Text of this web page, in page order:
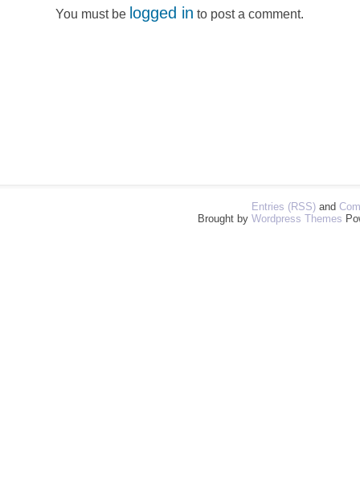
You must be logged in to post a comment.
Entries (RSS)and
Brought by Wordpress Themes